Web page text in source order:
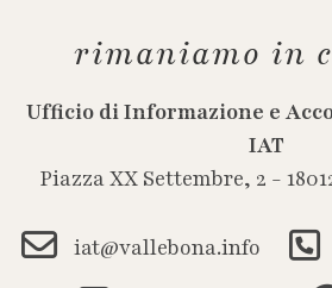
rimaniamo in
Ufficio di Informazione e
IAT
Piazza XX Settembre, 2 -
iat@vallebona.info